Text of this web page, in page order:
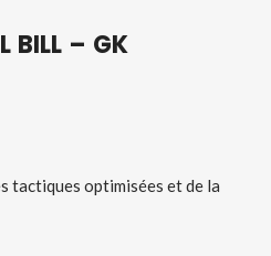
BILL – GK
tactiques optimisées et de la